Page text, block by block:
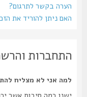
הערה בקשר לתרגום?
האם ניתן להוריד את
התחברות
למה אני לא מצליח